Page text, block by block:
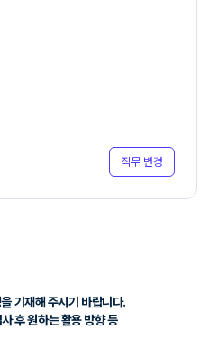
직무 변경
기재해 주시기 바랍니다.
후 원하는 활용 방향 등